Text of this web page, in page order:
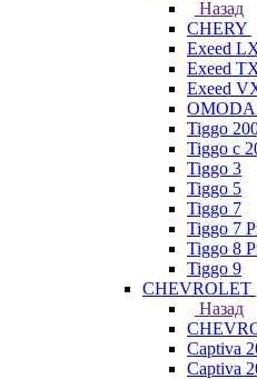
Назад
CHERY
Exeed
Exeed
Exeed
OMODA
Tiggo
Tiggo с
Tiggo 3
Tiggo 5
Tiggo 7
Tiggo 7
Tiggo 8
Tiggo 9
CHEVROLET
Назад
Captiva
Captiva